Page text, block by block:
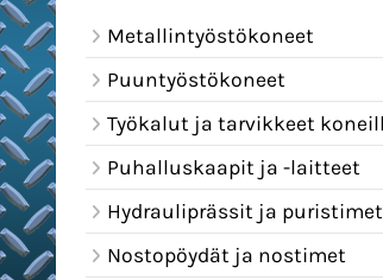
Metallintyöstökoneet
Puuntyöstökoneet
Työkalut ja tarvikkeet
Puhalluskaapit ja -laitteet
Hydrauliprässit ja puristimet
Nostopöydät ja nostimet